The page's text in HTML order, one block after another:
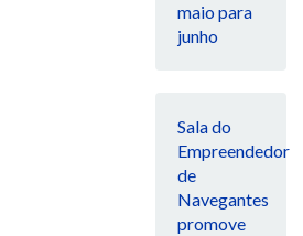
maio para
junho
Sala do
Empreendedor
de
Navegantes
promove